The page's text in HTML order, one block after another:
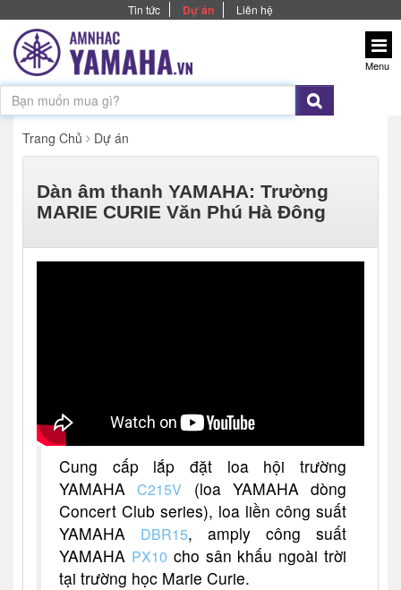
Tin tức Dự án Liên hệ
Menu
Trang Chủ Dự án
Dàn âm thanh YAMAHA: Trường
MARIE CURIE Văn Phú Hà Đông
Cung cấp lắp đặt loa hội trường
YAMAHAC215V (loa YAMAHA dòng
Concert Club series), loa liền công suất
YAMAHA DBR15, amply công suất
YAMAHA PX10 cho sân khấu ngoài trời
tại trường học Marie Curie.